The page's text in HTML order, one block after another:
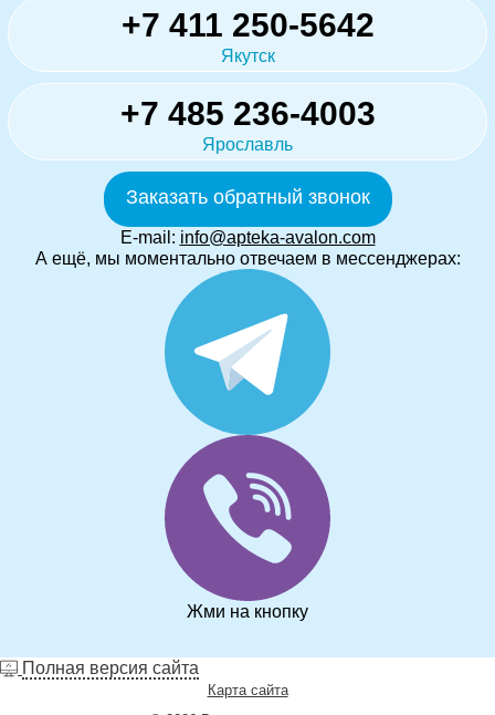
+7 411 250-5642
Якутск
+7 485 236-4003
Ярославль
Заказать обратный звонок
E-mail: info@apteka-avalon.com
А ещё, мы моментально отвечаем в мессенджерах:
Жми на кнопку
Полная версия сайта
Карта сайта